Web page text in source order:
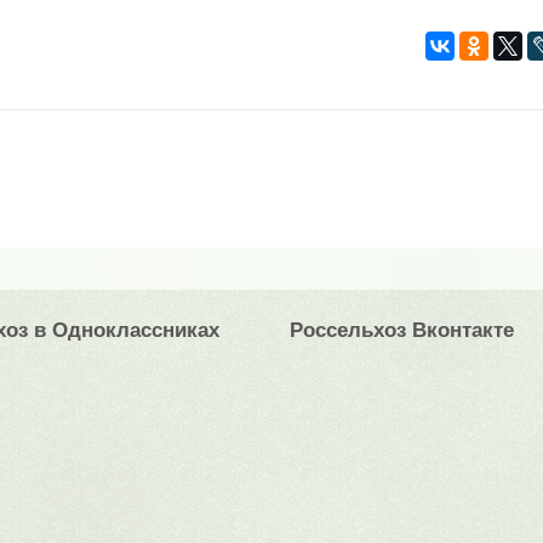
в Одноклассниках Россельхоз Вконтакте